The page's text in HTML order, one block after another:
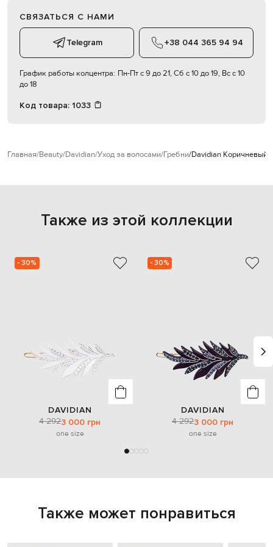
СВЯЗАТЬСЯ С НАМИ
Telegram +38 044 365 94 94
График работы колцентра: Пн-Пт с 9 до 21, Сб с 10 до 19, Вс с 10
до 18
Код товара: 1033
Главная Beauty Davidian Уход за волосами Гребни Davidian Коричневый
Также из этой коллекции
- 30%
DAVIDIAN
4 2923 000 грн
one size
- 30%
DAVIDIAN
4 2923 000 грн
one size
Также может понравиться